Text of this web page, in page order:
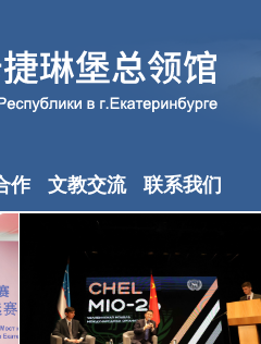
作 文教交流 联系我们